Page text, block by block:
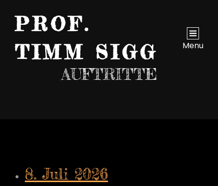
PROF.
TIMM SIGG
Menu
AUFTRITTE
8. Juli 2026